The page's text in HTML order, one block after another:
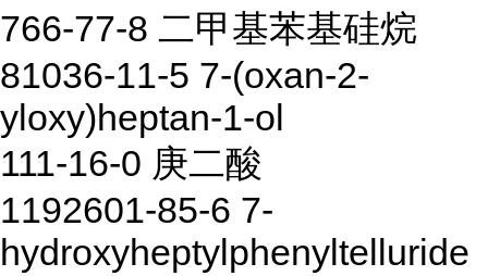
766-77-8 二甲基苯基硅烷
81036-11-5 7-(oxan-2-
yloxy)heptan-1-ol
111-16-0 庚二酸
1192601-85-6 7-
hydroxyheptylphenyltelluride